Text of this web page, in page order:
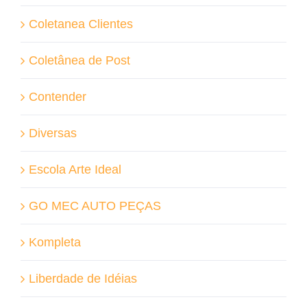
Coletanea Clientes
Coletânea de Post
Contender
Diversas
Escola Arte Ideal
GO MEC AUTO PEÇAS
Kompleta
Liberdade de Idéias